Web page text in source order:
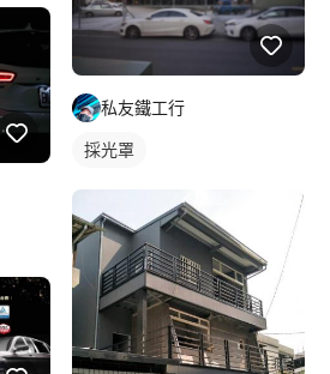
私友鐵工行
採光罩